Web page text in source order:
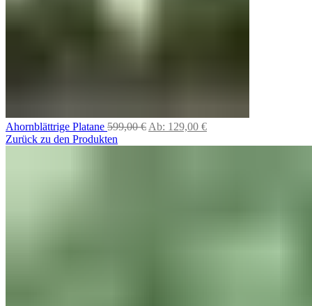
Ahornblättrige Platane 599,00€ Ab: 129,00 €
Zurück zu den Produkten